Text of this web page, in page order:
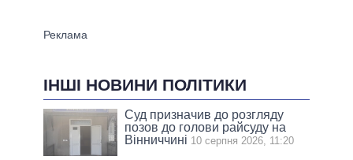
ІНШІ НОВИНИ ПОЛІТИКИ
Суд призначив до розгляду
позов до голови райсуду на
Вінниччині 10 серпня 2026, 11:20